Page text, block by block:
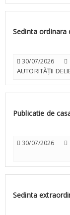
Sedinta ordinara
30/07/2026
AUTORITĂȚII
Publicatie de
30/07/2026
Sedinta